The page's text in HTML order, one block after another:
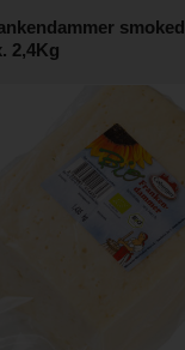
2,4Kg